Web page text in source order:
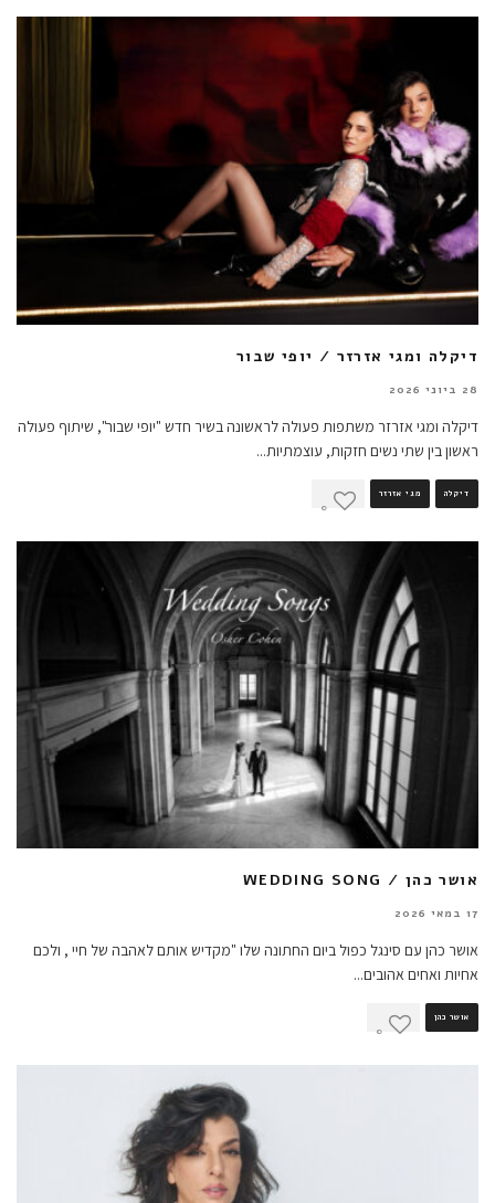
דיקלה ומגי אזרזר / יופי שבור
28 ביוני 2026
דיקלה ומגי אזרזר משתפות פעולה לראשונה בשיר חדש "יופי שבור", שיתוף פעולה
ראשון בין שתי נשים חזקות, עוצמתיות...
דיקלה מגי אזרזר
0
אושר כהן / WEDDING SONG
17 במאי 2026
אושר כהן עם סינגל כפול ביום החתונה שלו "מקדיש אותם לאהבה של חיי , ולכם
אחיות ואחים אהובים...
אושר כהן
0